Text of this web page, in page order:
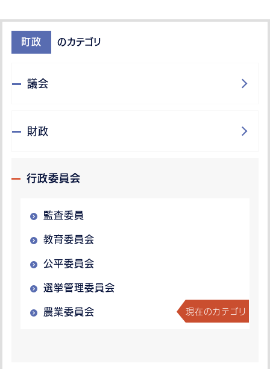
町政 のカテゴリ
議会
財政
行政委員会
監査委員
教育委員会
公平委員会
選挙管理委員会
農業委員会 現在のカテゴリ